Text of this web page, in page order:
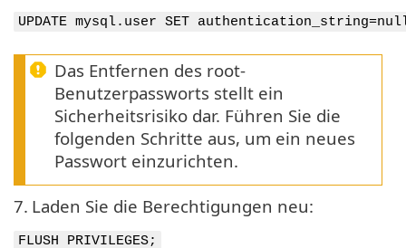
UPDATE mysql.user SET
Das Entfernen des root-
Benutzerpassworts stellt ein
Sicherheitsrisiko dar. Führen Sie die
folgenden Schritte aus, um ein neues
Passwort einzurichten.
7. Laden Sie die Berechtigungen neu:
FLUSH PRIVILEGES;